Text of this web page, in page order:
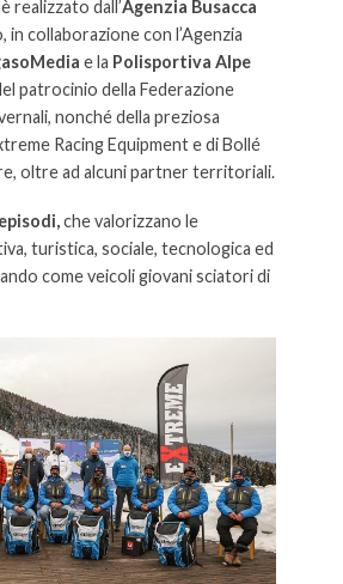
realizzato dall’Agenzia Busacca
in collaborazione con l’Agenzia
e la Polisportiva Alpe
patrocinio della Federazione
nonché della preziosa
Racing Equipment e di Bollé
oltre ad alcuni partner territoriali.
che valorizzano le
turistica, sociale, tecnologica ed
come veicoli giovani sciatori di